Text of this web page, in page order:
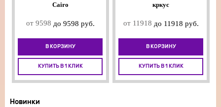
Cairo
от 9598 до 9598 руб.
В КОРЗИНУ
КУПИТЬ В 1 КЛИК
кркус
от 11918 до 11918 руб.
В КОРЗИНУ
КУПИТЬ В 1 КЛИК
Новинки